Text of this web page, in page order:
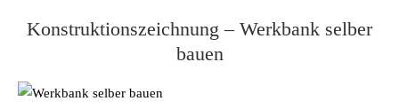
Konstruktionszeichnung – Werkbank selber
bauen